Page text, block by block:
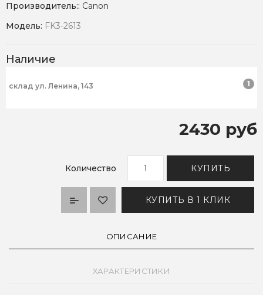
Производитель:: Canon
Модель: FK3-2613
Наличие
склад ул. Ленина, 143 1
2430 руб
Количество КУПИТЬ
КУПИТЬ В 1 КЛИК
ОПИСАНИЕ
ХАРАКТЕРИСТИКИ